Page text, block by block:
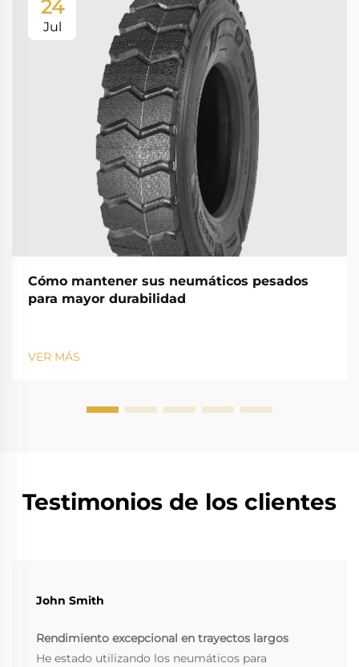
24
Jul
Cómo mantener sus neumáticos pesados
para mayor durabilidad
VER MÁS
Testimonios de los clientes
John Smith
Rendimiento excepcional en trayectos largos
He estado utilizando los neumáticos para